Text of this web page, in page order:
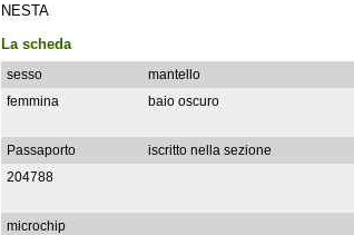
NESTA
La scheda
sesso mantello
femmina
baio oscuro
Passaporto iscritto nella sezione
204788
microchip